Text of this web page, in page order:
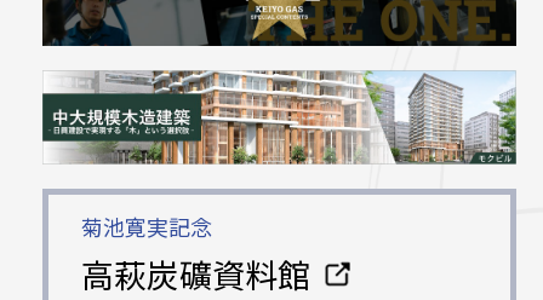
菊池寛実記念
高萩炭礦資料館